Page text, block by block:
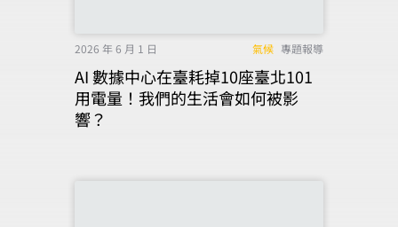
2026 年 6 月 1 日 氣候 專題報導
AI 數據中心在臺耗掉10座臺北101
用電量！我們的生活會如何被影
響？